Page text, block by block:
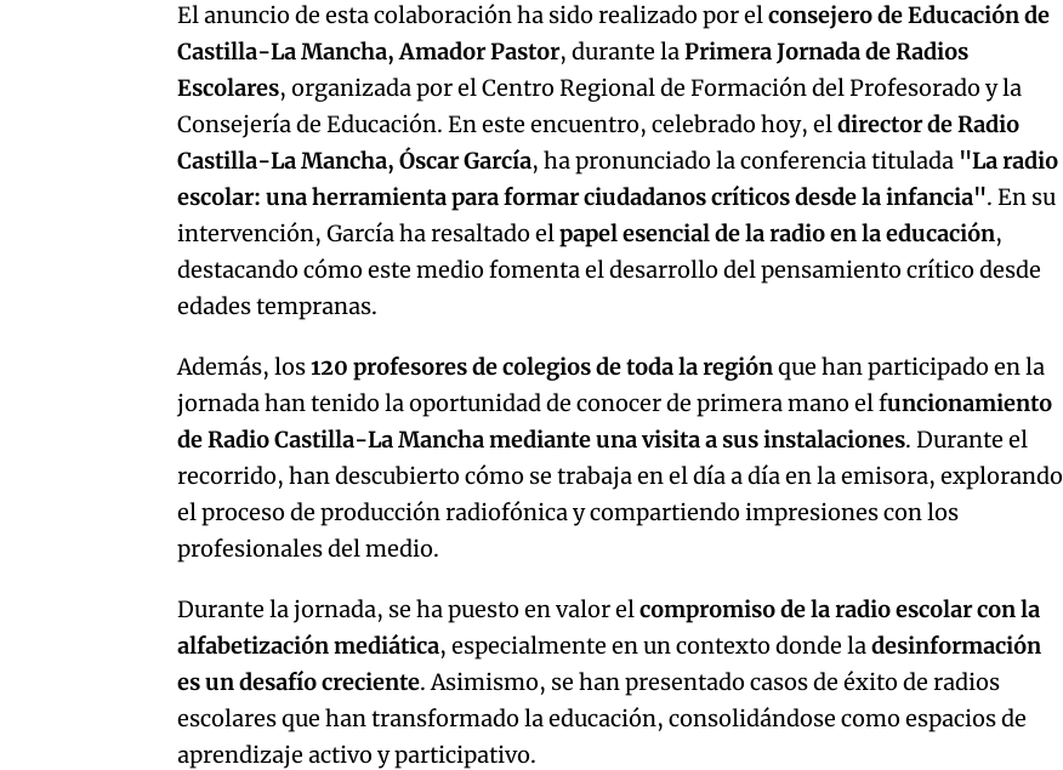
artículo
Try again
El anuncio de esta colaboración ha sido realizado por elconsejero de Educación de
Castilla-La Mancha, Amador Pastor, durante laPrimera Jornada de Radios
Escolares, organizada por el Centro Regional de Formación del Profesorado y la
Consejería de Educación. En este encuentro, celebrado hoy, eldirector de Radio
Castilla-La Mancha, Óscar García, ha pronunciado la conferencia titulada "La radio
escolar: una herramienta para formar ciudadanos críticos desde la infancia". En su
intervención, García ha resaltado elpapel esencial de la radio en la educación,
destacando cómo este medio fomenta el desarrollo del pensamiento crítico desde
edades tempranas.
Además, los120 profesores de colegios de toda la regiónque han participado en la
jornada han tenido la oportunidad de conocer de primera mano el funcionamiento
de Radio Castilla-La Mancha mediante una visita a sus instalaciones. Durante el
recorrido, han descubierto cómo se trabaja en el día a día en la emisora, explorando
el proceso de producción radiofónica y compartiendo impresiones con los
profesionales del medio.
Durante la jornada, se ha puesto en valor elcompromiso de la radio escolar con la
alfabetización mediática, especialmente en un contexto donde ladesinformación
es un desafío creciente. Asimismo, se han presentado casos de éxito de radios
escolares que han transformado la educación, consolidándose como espacios de
aprendizaje activo y participativo.